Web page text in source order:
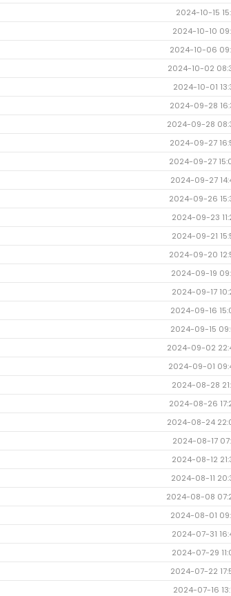
2024-10-15
2024-10-10
2024-10-06
2024-10-02
2024-10-01
2024-09-28
2024-09-28
2024-09-27
2024-09-27
2024-09-27
2024-09-26
2024-09-23
2024-09-21
2024-09-20
2024-09-19
2024-09-17
2024-09-16
2024-09-15
2024-09-02
2024-09-01
2024-08-28
2024-08-26
2024-08-24
2024-08-17
2024-08-12
2024-08-11
2024-08-08
2024-08-01
2024-07-31
2024-07-29
2024-07-22
2024-07-16